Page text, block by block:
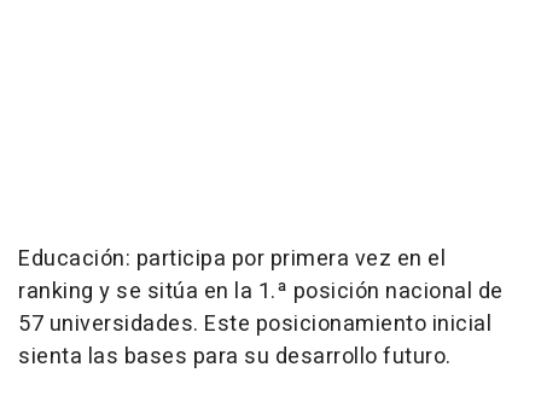
Educación: participa por primera vez en el
ranking y se sitúa en la 1.ª posición nacional de
57 universidades. Este posicionamiento inicial
sienta las bases para su desarrollo futuro.